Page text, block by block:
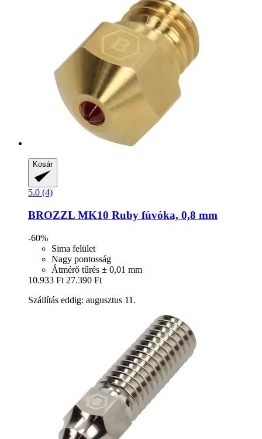
Kosár
5.0 (4)
BROZZL MK10 Ruby fúvóka, 0,8 mm
-60%
Sima felület
Nagy pontosság
Átmérő tűrés ± 0,01 mm
10.933 Ft 27.390 Ft
Szállítás eddig: augusztus 11.